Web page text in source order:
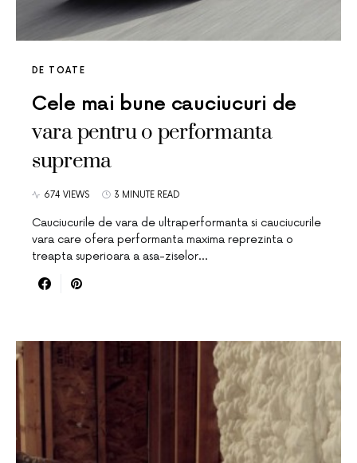
DE TOATE
Cele mai bune cauciucuri de
vara pentru o performanta
suprema
674 VIEWS 3 MINUTE READ
Cauciucurile de vara de ultraperformanta si cauciucurile
vara care ofera performanta maxima reprezinta o
treapta superioara a asa-ziselor…